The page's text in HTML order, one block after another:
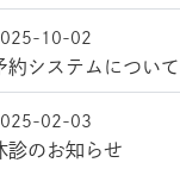
10-02
約システムについて
02-03
診のお知らせ